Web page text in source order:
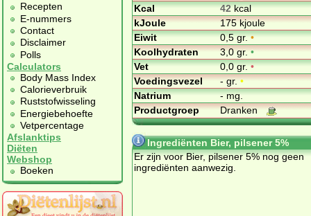
Recepten
E-nummers
Contact
Disclaimer
Polls
Calculators
Body Mass Index
Calorieverbruik
Ruststofwisseling
Energiebehoefte
Vetpercentage
Afslanktips
Diëten
Webshop
Boeken
Kcal
42kcal
kJoule
175 kjoule
Eiwit
0,5 gr.•
Koolhydraten
3,0 gr.•
Vet
0,0 gr.•
Voedingsvezel
- gr.•
Natrium
- mg.
Productgroep
Dranken
Ingrediënten Bier, pilsener 5%
Er zijn voor Bier, pilsener 5% nog geen
ingrediënten aanwezig.